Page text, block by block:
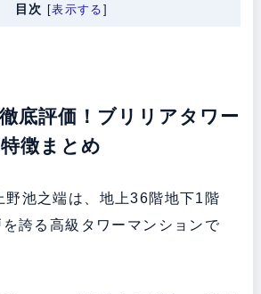
目次 [表示する ]
底評価！ブリリアタワー
徴まとめ
野池之端は、地上36階地下1階
誇る高級タワーマンションで